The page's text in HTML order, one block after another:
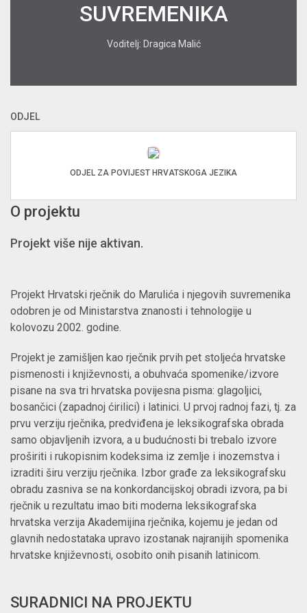
SUVREMENIKA
Voditelj: Dragica Malić
ODJEL
ODJEL ZA POVIJEST HRVATSKOGA JEZIKA
O projektu
Projekt više nije aktivan.
Projekt Hrvatski rječnik do Marulića i njegovih suvremenika
odobren je od Ministarstva znanosti i tehnologije u
kolovozu 2002. godine.
Projekt je zamišljen kao rječnik prvih pet stoljeća hrvatske
pismenosti i književnosti, a obuhvaća spomenike/izvore
pisane na sva tri hrvatska povijesna pisma: glagoljici,
bosančici (zapadnoj ćirilici) i latinici. U prvoj radnoj fazi, tj. za
prvu verziju rječnika, predviđena je leksikografska obrada
samo objavljenih izvora, a u budućnosti bi trebalo izvore
proširiti i rukopisnim kodeksima iz zemlje i inozemstva i
izraditi širu verziju rječnika. Izbor građe za leksikografsku
obradu zasniva se na konkordancijskoj obradi izvora, pa bi
rječnik u rezultatu imao biti moderna leksikografska
hrvatska verzija Akademijina rječnika, kojemu je jedan od
glavnih nedostataka upravo izostanak najranijih spomenika
hrvatske književnosti, osobito onih pisanih latinicom.
SURADNICI NA PROJEKTU